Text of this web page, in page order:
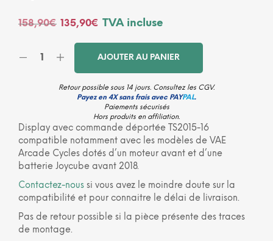
158,90€ Le
prix
initial
était :
158,90€.
135,90€ Le
prix
actuel
est :
135,90€.
TVA incluse
AJOUTER AU PANIER
Retour possible sous 14 jours. Consultez les CGV.
Payez en 4X sans frais avec PAYPAL.
Paiements sécurisés
Hors produits en affiliation.
Display avec commande déportée TS2015-16
compatible notamment avec les modèles de VAE
Arcade Cycles dotés d’un moteur avant et d’une
batterie Joycube avant 2018.
Contactez-nous si vous avez le moindre doute sur la
compatibilité et pour connaitre le délai de livraison.
Pas de retour possible si la pièce présente des traces
de montage.